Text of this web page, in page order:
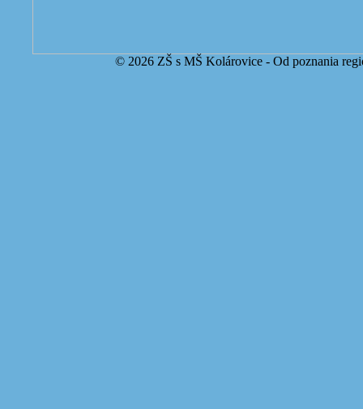
© 2026 ZŠ s MŠ Kolárovice - Od poznania